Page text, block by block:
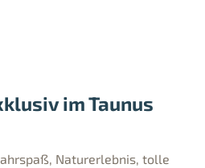
im Taunus
Naturerlebnis, tolle